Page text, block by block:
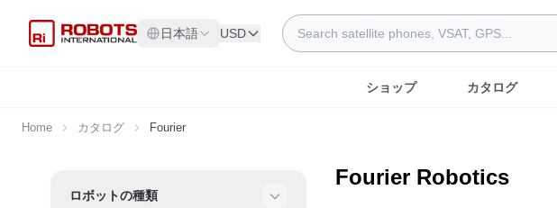
日本語 USD
Search
ショップ カタログ
Home カタログ Fourier
Skip to product list
ロボットの種類
Fourier Robotics